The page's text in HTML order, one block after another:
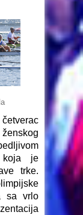
koja je
trke.
sa vrlo